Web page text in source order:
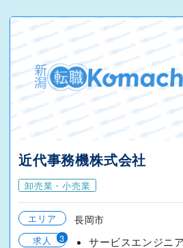
近代事務機株式会社
卸売業・小売業
エリア 長岡市
求人 3